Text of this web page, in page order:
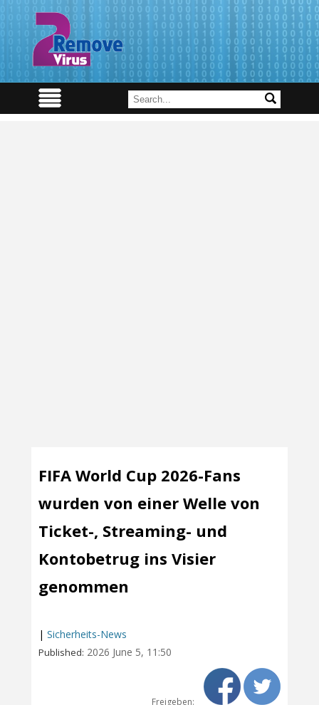
FIFA World Cup 2026-Fans
wurden von einer Welle von
Ticket-, Streaming- und
Kontobetrug ins Visier
genommen
| Sicherheits-News
Published: 2026 June 5, 11:50
Freigeben: